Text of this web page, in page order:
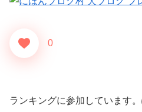
0
ランキングに参加しています